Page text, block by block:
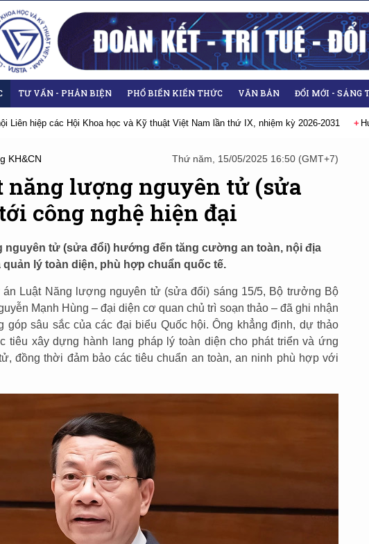
TƯ VẤN - PHẢN BIỆN PHỔ BIẾN KIẾN THỨC VĂN BẢN ĐỔI MỚI - SÁNG
các Hội Khoa học và Kỹ thuật Việt Nam lần thứ IX, nhiệm kỳ 2026-2031 Hướng tới
KH&CN Thứ năm, 15/05/2025 16:50 (GMT+7)
năng lượng nguyên tử (sửa
công nghệ hiện đại
nguyên tử (sửa đổi) hướng đến tăng cường an toàn, nội địa
quản lý toàn diện, phù hợp chuẩn quốc tế.
Luật Năng lượng nguyên tử (sửa đổi) sáng 15/5, Bộ trưởng Bộ
Mạnh Hùng – đại diện cơ quan chủ trì soạn thảo – đã ghi nhận
góp sâu sắc của các đại biểu Quốc hội. Ông khẳng định, dự thảo
tiêu xây dựng hành lang pháp lý toàn diện cho phát triển và ứng
đồng thời đảm bảo các tiêu chuẩn an toàn, an ninh phù hợp với